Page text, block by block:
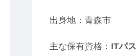
出身地：青森市
主な保有資格： ITパ